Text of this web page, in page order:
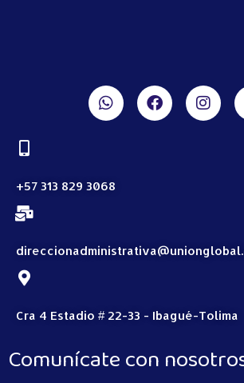
+57 313 829 3068
Cra 4 Estadio # 22-33 - Ibagué-Tolima
Comunícate con